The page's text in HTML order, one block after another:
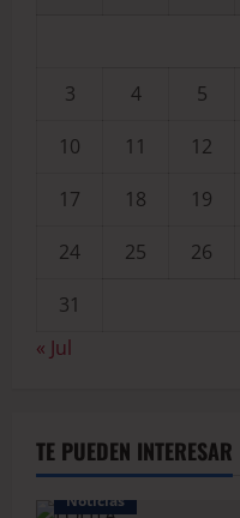
3
4 5
10
11 12
17
18 19
24
25 26
31
« Jul
TE PUEDEN INTERESAR
Noticias